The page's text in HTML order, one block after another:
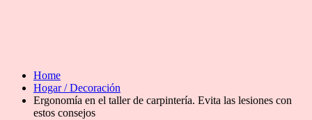
Home
Hogar / Decoración
Ergonomía en el taller de carpintería. Evita las lesiones con
estos consejos